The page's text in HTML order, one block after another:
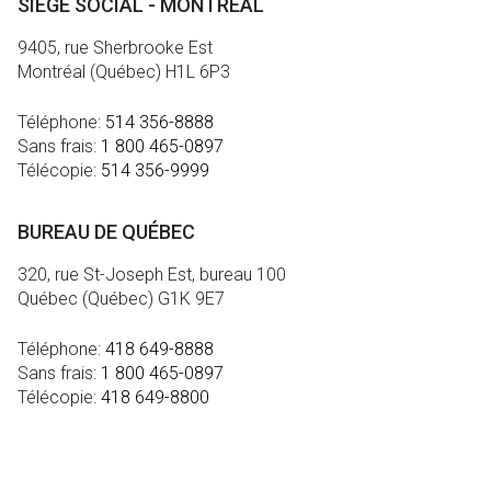
SIÈGE SOCIAL - MONTRÉAL
9405, rue Sherbrooke Est
Montréal (Québec) H1L 6P3
Téléphone: 514 356-8888
Sans frais: 1 800 465-0897
Télécopie: 514 356-9999
BUREAU DE QUÉBEC
320, rue St-Joseph Est, bureau 100
Québec (Québec) G1K 9E7
Téléphone: 418 649-8888
Sans frais: 1 800 465-0897
Télécopie: 418 649-8800